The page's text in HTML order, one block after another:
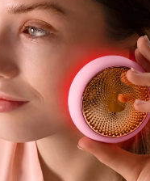
Tech Elixir
Set
Deutsch
Italiano
Svenska
简体中文 繁